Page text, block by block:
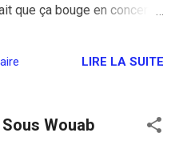
que ça bouge en concert.
Kreator . Je ne sais
de mes groupes préférés
LIRE LA SUITE
Wouab